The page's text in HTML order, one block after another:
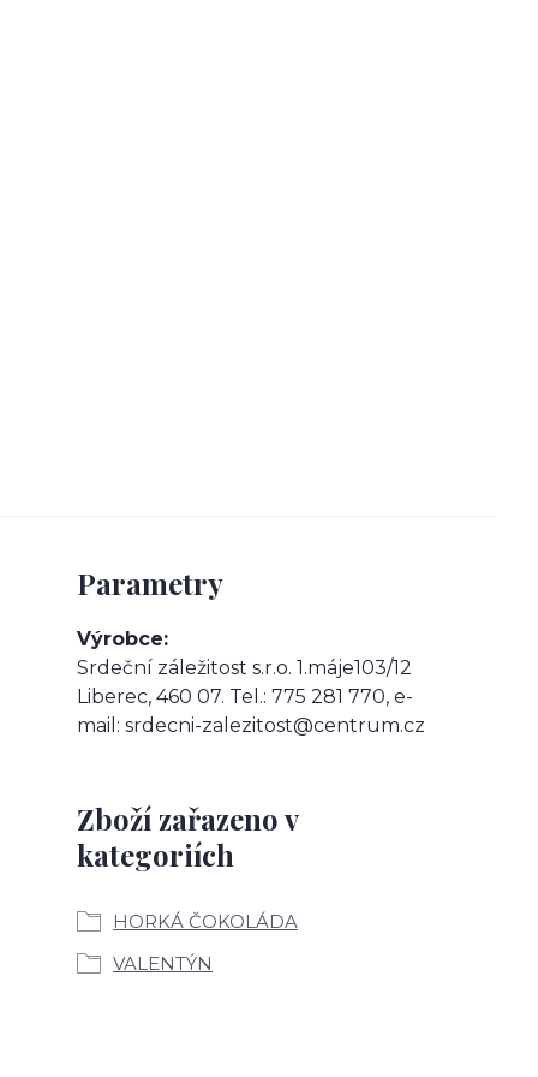
Parametry
Výrobce
Srdeční záležitost s.r.o. 1.máje103/12
Liberec, 460 07. Tel.: 775 281 770, e-
mail: srdecni-zalezitost@centrum.cz
Zboží zařazeno v
kategoriích
HORKÁ ČOKOLÁDA
VALENTÝN